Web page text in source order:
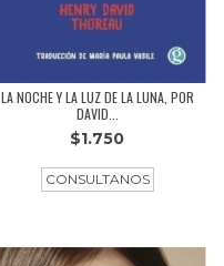
LA NOCHE Y LA LUZ DE LA LUNA, POR
DAVID...
$1.750